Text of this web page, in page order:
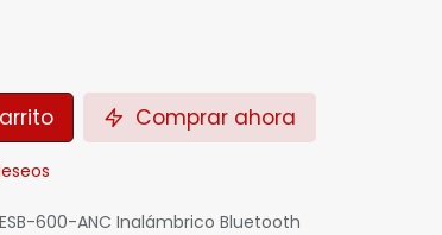
Comprar ahora
600-ANC Inalámbrico Bluetooth